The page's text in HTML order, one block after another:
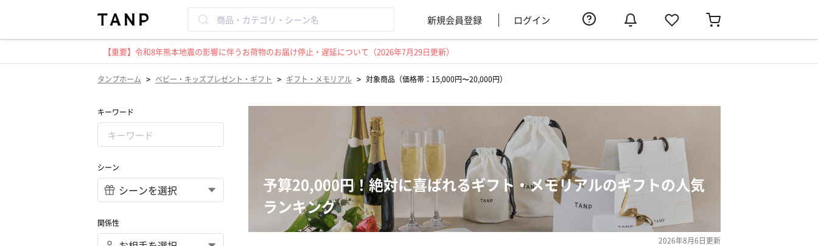
新規会員登録 ログイン
【重要】令和8年熊本地震の影響に伴うお荷物のお届け停止・遅延について（2026年7月29日更新）
タンプホーム > ベビー・キッズプレゼント・ギフト > ギフト・メモリアル > 対象商品（価格帯：15,000円〜20,000円）
キーワード
シーン
関係性
予算20,000円！絶対に喜ばれるギフト・メモリアルのギフトの人気
ランキング
2026年8月6日更新